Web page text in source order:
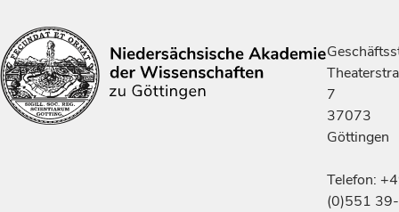
7
37073
Göttingen
Telefon:
(0)551 39-